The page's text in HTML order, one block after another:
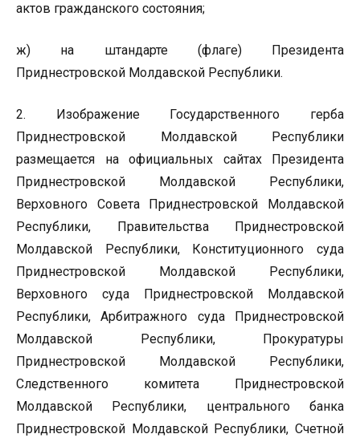
актов гражданского состояния;
ж) на штандарте (флаге) Президента
Приднестровской Молдавской Республики.
2. Изображение Государственного герба
Приднестровской Молдавской Республики
размещается на официальных сайтах Президента
Приднестровской Молдавской Республики,
Верховного Совета Приднестровской Молдавской
Республики, Правительства Приднестровской
Молдавской Республики, Конституционного суда
Приднестровской Молдавской Республики,
Верховного суда Приднестровской Молдавской
Республики, Арбитражного суда Приднестровской
Молдавской Республики, Прокуратуры
Приднестровской Молдавской Республики,
Следственного комитета Приднестровской
Молдавской Республики, центрального банка
Приднестровской Молдавской Республики, Счетной